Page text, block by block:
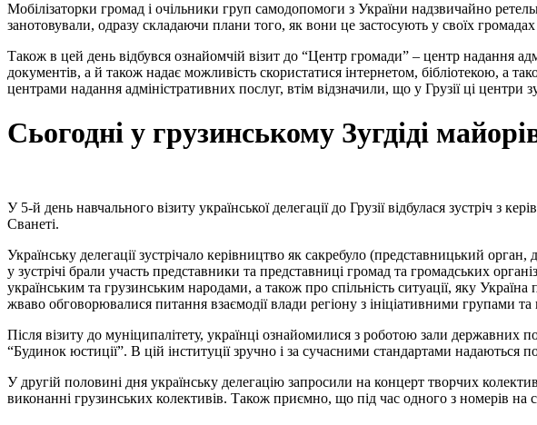
Мобілізаторки громад і очільники груп самодопомоги з України надзвичайно
занотовували, одразу складаючи плани того, як вони це застосують у своїх
Також в цей день відбувся ознайомчій візит до “Центр громади” – центр надання
документів, а й також надає можливість скористатися інтернетом, бібліотекою, а
центрами надання адміністративних послуг, втім відзначили, що у Грузії ці
Сьогодні у грузинському Зугдіді
У 5-й день навчального візиту української делегації до Грузії відбулася зустріч
Сванеті.
Українську делегації зустрічало керівництво як сакребуло (представницький
у зустрічі брали участь представники та представниці громад та громадських
українським та грузинським народами, а також про спільність ситуації, яку
жваво обговорювалися питання взаємодії влади регіону з ініціативними групами
Після візиту до муніципалітету, українці ознайомилися з роботою зали
“Будинок юстиції”. В цій інституції зручно і за сучасними стандартами надаються
У другій половині дня українську делегацію запросили на концерт творчих
виконанні грузинських колективів. Також приємно, що під час одного з номерів на